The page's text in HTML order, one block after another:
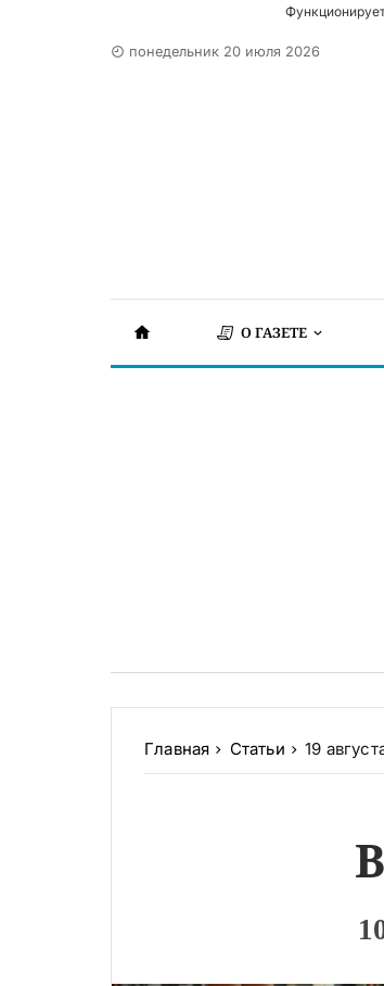
понедельник 20 июля 2026
О ГАЗЕТЕ
Главная Статьи 19